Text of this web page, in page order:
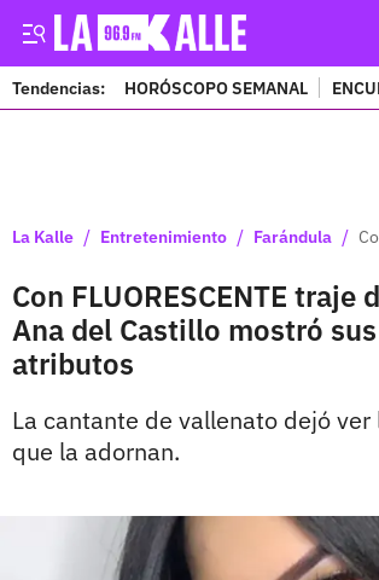
Tendencias: HORÓSCOPO SEMANAL
La Kalle / Entretenimiento / Farándula /
Con FLUORESCENTE traje
Ana del Castillo mostró
atributos
La cantante de vallenato dejó ver
que la adornan.